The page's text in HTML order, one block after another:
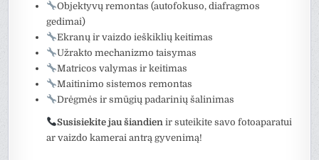
Objektyvų remontas (autofokuso, diafragmos
gedimai)
Ekranų ir vaizdo ieškiklių keitimas
Užrakto mechanizmo taisymas
Matricos valymas ir keitimas
Maitinimo sistemos remontas
Drėgmės ir smūgių padarinių šalinimas
Susisiekite jau šiandien ir suteikite savo fotoaparatui
ar vaizdo kamerai antrą gyvenimą!